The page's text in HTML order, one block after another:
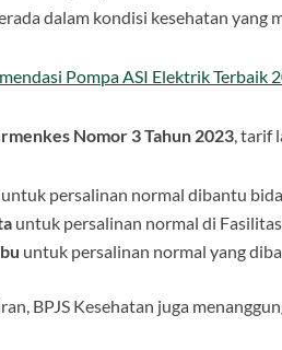
dalam kondisi kesehatan
Pompa ASI Elektrik Terbaik
Nomor 3 Tahun 2023, tarif
untuk persalinan normal dibantu
untuk persalinan normal di
untuk persalinan normal yang
BPJS Kesehatan juga